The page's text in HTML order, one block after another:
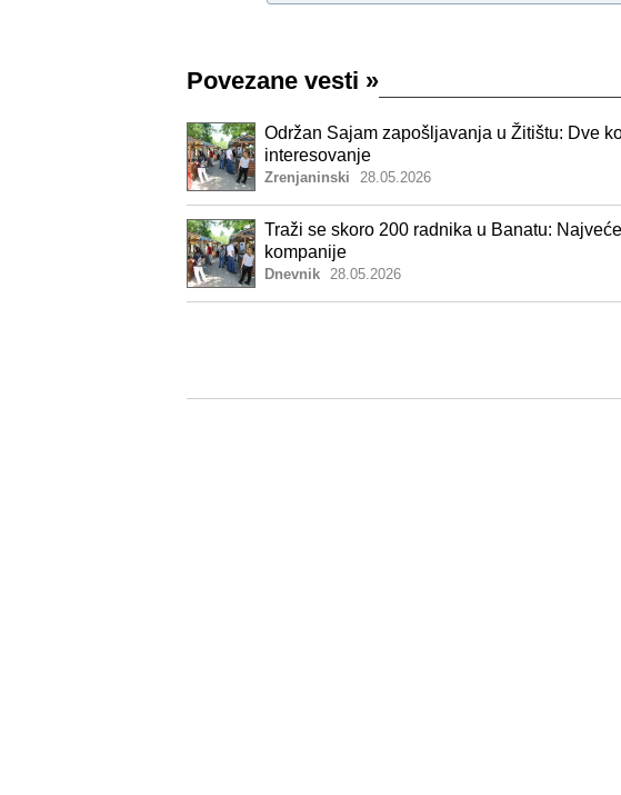
Povezane vesti »
Održan Sajam zapošljavanja u Žitištu: Dve
interesovanje
Zrenjaninski 28.05.2026
Traži se skoro 200 radnika u Banatu:
kompanije
Dnevnik 28.05.2026